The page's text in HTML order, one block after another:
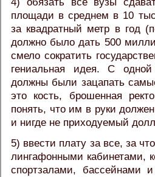
4) обязать все вузы
площади в среднем в 10
за квадратный метр в год
должно было дать 500
смело сократить
гениальная идея. С одной
должны были зацапать
это кость, брошенная
понять, что им в руки
и нигде не приходуемый
5) ввести плату за все, за
лингафонными кабинетами,
спортзалами, бассейнами